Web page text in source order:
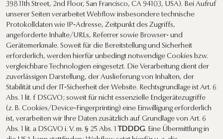
398 11th Street, 2nd Floor, San Francisco, CA 94103, USA). Bei Aufruf
unserer Seiten verarbeitet Webflow insbesondere technische
Protokolldaten wie IP‑Adresse, Zeitpunkt des Zugriffs,
angeforderte Inhalte/URLs, Referrer sowie Browser‑ und
Gerätemerkmale. Soweit für die Bereitstellung und Sicherheit
erforderlich, werden hierfür unbedingt notwendige Cookies bzw.
vergleichbare Technologien eingesetzt. Die Verarbeitung dient der
zuverlässigen Darstellung, der Auslieferung von Inhalten, der
Stabilität und der IT‑Sicherheit der Website. Rechtsgrundlage ist Art. 6
Abs. 1 lit. f DSGVO; soweit für nicht essenzielle Endgerätezugriffe
(z. B. Cookies/Device‑Fingerprinting) eine Einwilligung erforderlich
ist, verarbeiten wir Ihre Daten zusätzlich auf Grundlage von Art. 6
Abs. 1 lit. a DSGVO i. V. m. § 25 Abs. 1 TDDDG. Eine Übermittlung in